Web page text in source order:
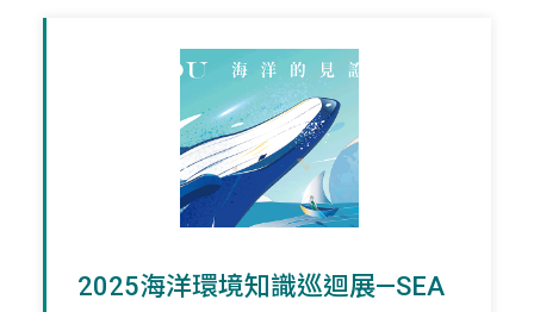
2025海洋環境知識巡迴展—SEA